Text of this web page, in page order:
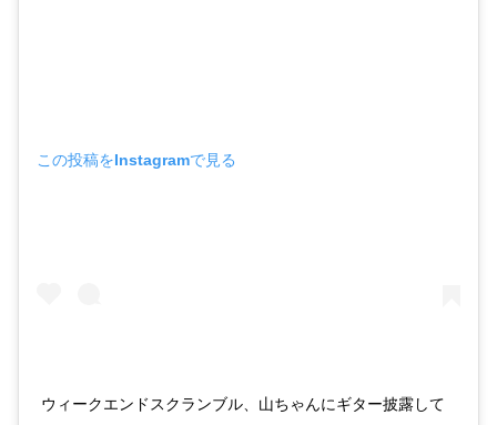
この投稿をInstagramで見る
ウィークエンドスクランブル、山ちゃんにギター披露して